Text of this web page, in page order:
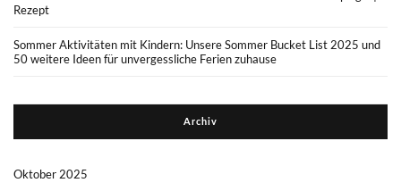
Rezept
Sommer Aktivitäten mit Kindern: Unsere Sommer Bucket List 2025 und
50 weitere Ideen für unvergessliche Ferien zuhause
Archiv
Oktober 2025